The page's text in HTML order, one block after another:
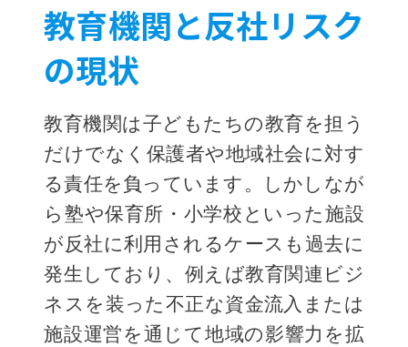
教育機関と反社リスク
の現状
教育機関は子どもたちの教育を担う
だけでなく保護者や地域社会に対す
る責任を負っています。しかしなが
ら塾や保育所・小学校といった施設
が反社に利用されるケースも過去に
発生しており、例えば教育関連ビジ
ネスを装った不正な資金流入または
施設運営を通じて地域の影響力を拡